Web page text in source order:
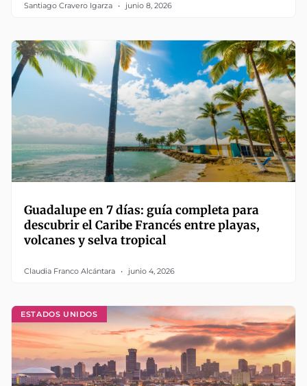
Santiago Cravero Igarza junio 8, 2026
Guadalupe en 7 días: guía completa para
descubrir el Caribe Francés entre playas,
volcanes y selva tropical
Claudia Franco Alcántara junio 4, 2026
ESTADOS UNIDOS